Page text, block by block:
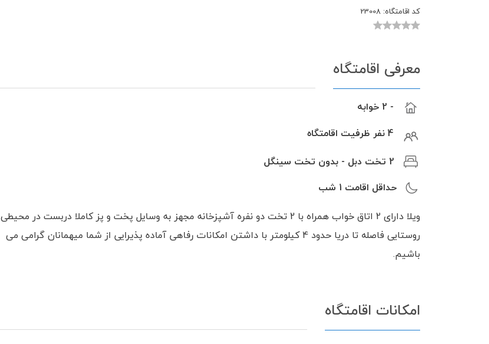
کد اقامتگاه:
معرفی اقامتگاه
- 2 خوابه
4 نفر ظرفیت اقامتگاه
2 تخت دبل - بدون تخت سینگل
حداقل اقامت 1 شب
ویلا دارای 2 اتاق خواب همراه با 2 تخت دو نفره آشپزخانه مجهز به وسایل پخت و پز کاملا دربست در محیطی
روستایی فاصله تا دریا حدود 4 کیلومتر با داشتن امکانات رفاهی آماده پذیرایی از شما میهمانان گرامی می
باشیم.
امکانات اقامتگاه